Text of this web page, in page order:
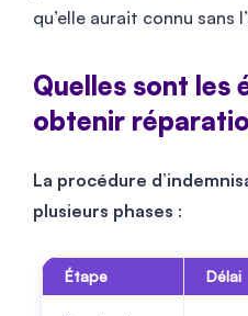
qu’elle aurait connu sans
Quelles sont les
obtenir
La procédure
plusieurs phases :
Étape Délai